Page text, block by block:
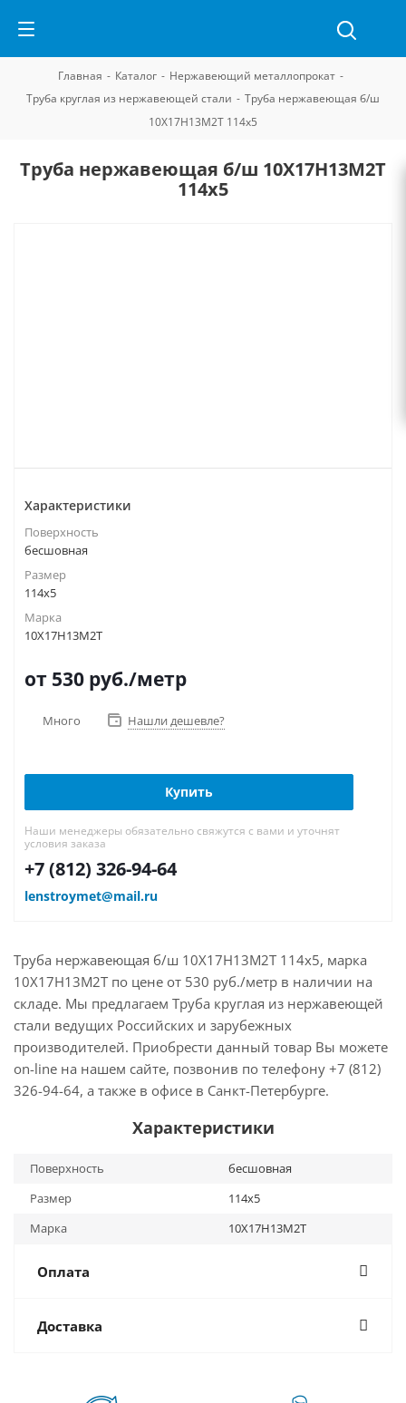
Главная - Каталог - Нержавеющий металлопрокат -
Труба круглая из нержавеющей стали - Труба нержавеющая б/ш
10Х17Н13М2Т 114х5
Труба нержавеющая б/ш 10Х17Н13М2Т
114х5
Характеристики
Поверхность
бесшовная
Размер
114х5
Марка
10Х17Н13М2Т
от 530 руб./метр
Много Нашли дешевле?
Купить
Наши менеджеры обязательно свяжутся с вами и уточнят
условия заказа
+7 (812) 326-94-64
lenstroymet@mail.ru
Труба нержавеющая б/ш 10Х17Н13М2Т 114х5, марка
10Х17Н13М2Т по цене от 530 руб./метр в наличии на
складе. Мы предлагаем Труба круглая из нержавеющей
стали ведущих Российских и зарубежных
производителей. Приобрести данный товар Вы можете
on-line на нашем сайте, позвонив по телефону +7 (812)
326-94-64, а также в офисе в Санкт-Петербурге.
Характеристики
Поверхность
бесшовная
Размер
114х5
Марка
10Х17Н13М2Т
Оплата
Доставка